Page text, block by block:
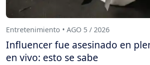
Entretenimiento • AGO 5 / 2026
Influencer fue asesinado en
en vivo: esto se sabe